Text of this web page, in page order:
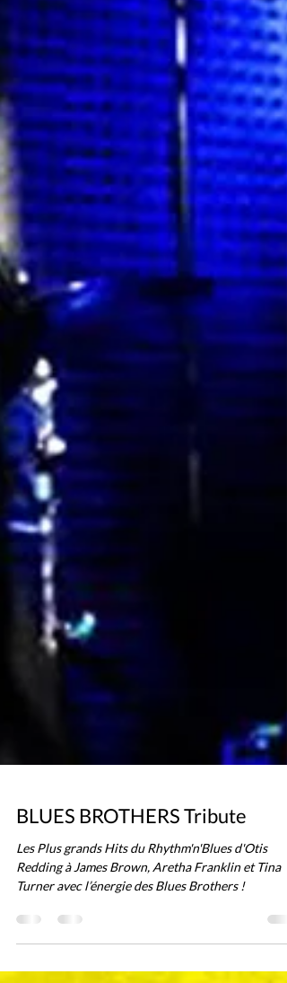
BLUES BROTHERS Tribute
Les Plus grands Hits du Rhythm'n'Blues d'Otis